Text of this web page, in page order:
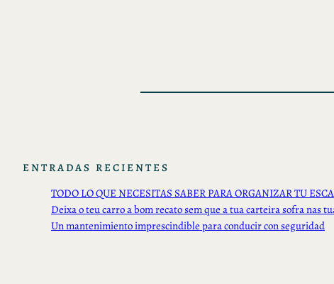
ENTRADAS RECIENTES
TODO LO QUE NECESITAS SABER PARA ORGANIZAR TU
Deixa o teu carro a bom recato sem que a tua carteira sofra nas
Un mantenimiento imprescindible para conducir con seguridad